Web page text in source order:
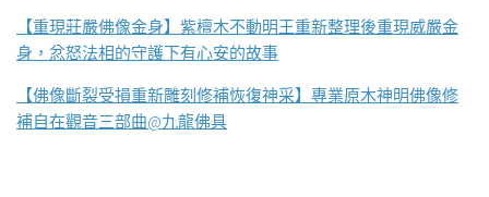
【重現莊嚴佛像金身】紫檀木不動明王重新整理後重現威嚴金
身，忿怒法相的守護下有心安的故事
【佛像斷裂受損重新雕刻修補恢復神采】專業原木神明佛像修
補自在觀音三部曲@九龍佛具